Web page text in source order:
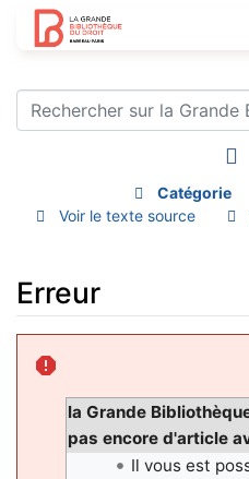
Catégorie
Voir le texte source
Erreur
la Grande
pas encore d'article
Il vous est